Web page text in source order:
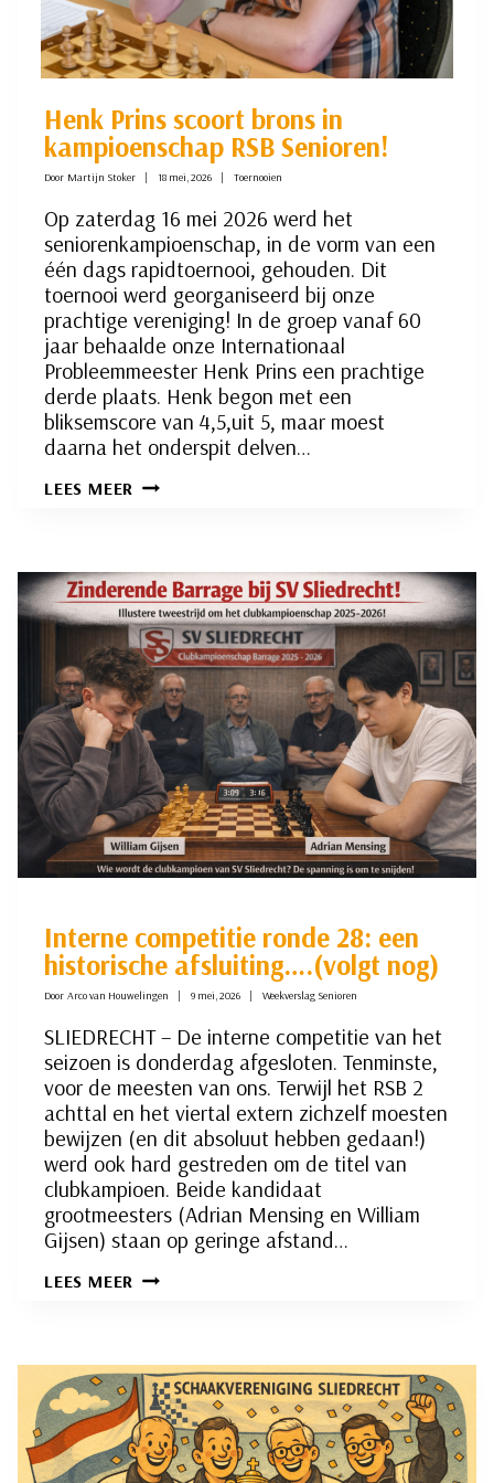
Henk Prins scoort brons in
kampioenschap RSB Senioren!
Door Martijn Stoker 18 mei, 2026 Toernooien
Op zaterdag 16 mei 2026 werd het
seniorenkampioenschap, in de vorm van een
één dags rapidtoernooi, gehouden. Dit
toernooi werd georganiseerd bij onze
prachtige vereniging! In de groep vanaf 60
jaar behaalde onze Internationaal
Probleemmeester Henk Prins een prachtige
derde plaats. Henk begon met een
bliksemscore van 4,5,uit 5, maar moest
daarna het onderspit delven…
LEES MEER HENK
KAMPIOENSCHAP
RSB
SENIOREN!
Interne competitie ronde 28: een
historische afsluiting….(volgt nog)
Door Arco van Houwelingen 9 mei, 2026 Weekverslag Senioren
SLIEDRECHT – De interne competitie van het
seizoen is donderdag afgesloten. Tenminste,
voor de meesten van ons. Terwijl het RSB 2
achttal en het viertal extern zichzelf moesten
bewijzen (en dit absoluut hebben gedaan!)
werd ook hard gestreden om de titel van
clubkampioen. Beide kandidaat
grootmeesters (Adrian Mensing en William
Gijsen) staan op geringe afstand…
LEES MEER INTERNE
HISTORISCHE
AFSLUITING….
(VOLGT
NOG)